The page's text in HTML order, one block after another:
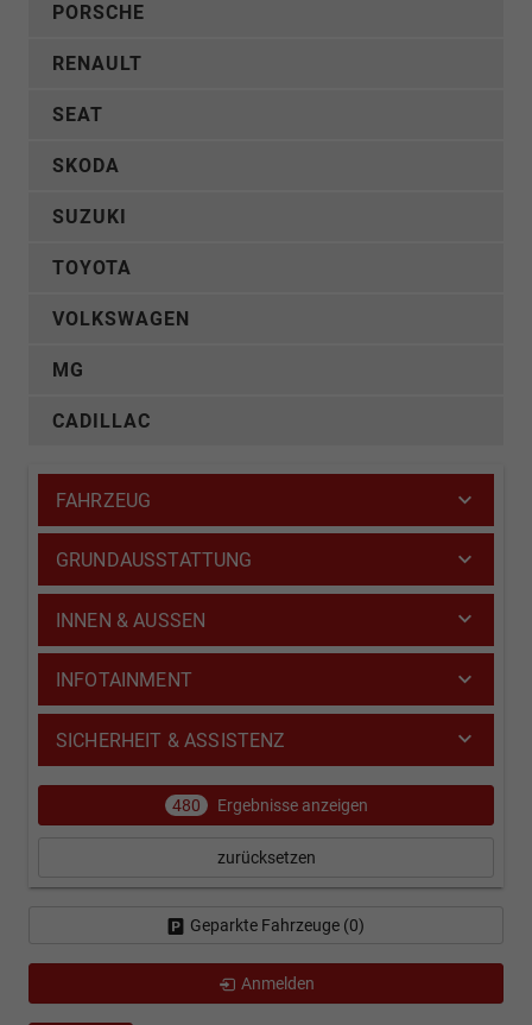
PORSCHE
RENAULT
SEAT
SKODA
SUZUKI
TOYOTA
VOLKSWAGEN
MG
CADILLAC
FAHRZEUG
GRUNDAUSSTATTUNG
INNEN & AUSSEN
INFOTAINMENT
SICHERHEIT & ASSISTENZ
480 Ergebnisse anzeigen
zurücksetzen
Geparkte Fahrzeuge (0)
Anmelden